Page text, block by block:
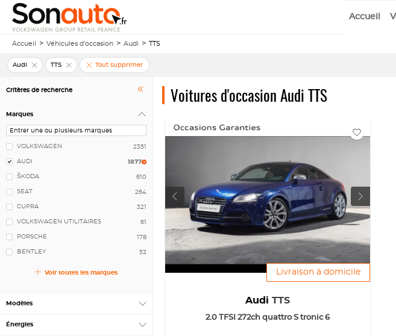
Accueil
Accueil Véhicules d'occasion Audi TTS
Audi TTS Tout supprimer
Critères de recherche
Marques
VOLKSWAGEN 2351
AUDI 1877
ŠKODA 610
SEAT 264
CUPRA 321
VOLKSWAGEN UTILITAIRES 61
PORSCHE 178
BENTLEY 53
Voir toutes les marques
Modèles
Énergies
Voitures d'occasion Audi TTS
Livraison à domicile
Audi TTS
2.0 TFSI 272ch quattro S tronic 6